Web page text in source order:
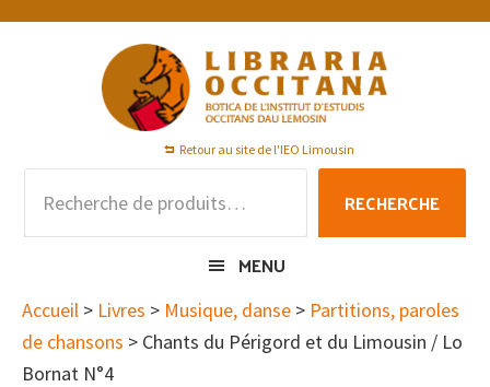
Passer
Passer
Passer
Retour au site de l'IEO Limousin
pour :
RECHERCHE
MENU
Accueil > Livres > Musique, danse > Partitions, paroles
de chansons > Chants du Périgord et du Limousin / Lo
Bornat N°4